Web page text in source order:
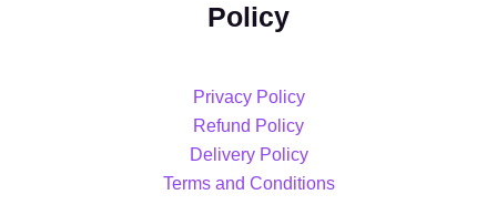
Policy
Privacy Policy
Refund Policy
Delivery Policy
Terms and Conditions